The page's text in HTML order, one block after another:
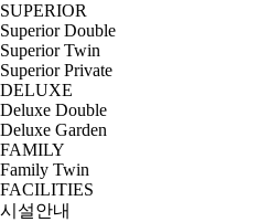
SUPERIOR
Superior Double
Superior Twin
Superior Private
DELUXE
Deluxe Double
Deluxe Garden
FAMILY
Family Twin
FACILITIES
시설안내